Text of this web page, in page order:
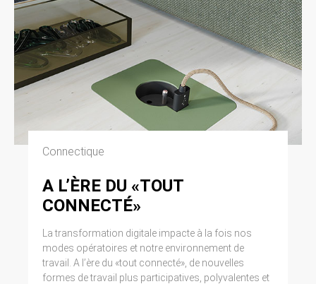
Connectique
A L’ÈRE DU «TOUT
CONNECTÉ»
La transformation digitale impacte à la fois nos
modes opératoires et notre environnement de
travail. A l’ère du «tout connecté», de nouvelles
formes de travail plus participatives, polyvalentes et